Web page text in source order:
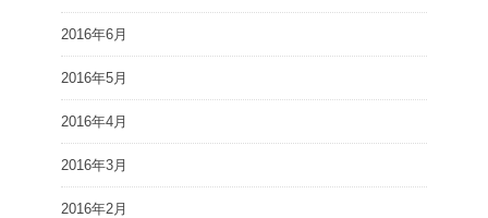
2016年6月
2016年5月
2016年4月
2016年3月
2016年2月